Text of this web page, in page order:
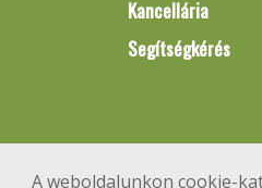
A weboldalunkon cookie-
Kancellária
Segítségkérés